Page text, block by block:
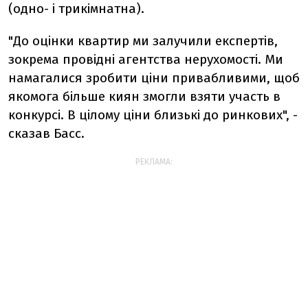
(одно- і трикімнатна).
"До оцінки квартир ми залучили експертів,
зокрема провідні агентства нерухомості. Ми
намагалися зробити ціни привабливими, щоб
якомога більше киян змогли взяти участь в
конкурсі. В цілому ціни близькі до ринкових", -
сказав Басс.
РЕКЛАМА: